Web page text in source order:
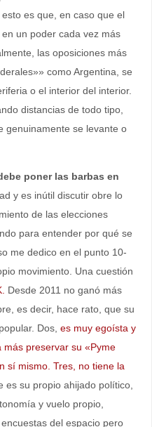
es que, en caso que el
un poder cada vez más
las oposiciones más
como Argentina, se
o el interior del interior.
distancias de todo tipo,
genuinamente se levante o
poner las barbas en
y es inútil discutir obre lo
de las elecciones
para entender por qué se
me dedico en el punto 10-
movimiento. Una cuestión
Desde 2011 no ganó más
es decir, hace rato, que su
Dos, es muy egoísta y
preservar su «Pyme
sí mismo. Tres, no tiene la
es su propio ahijado político,
y vuelo propio,
del espacio pero